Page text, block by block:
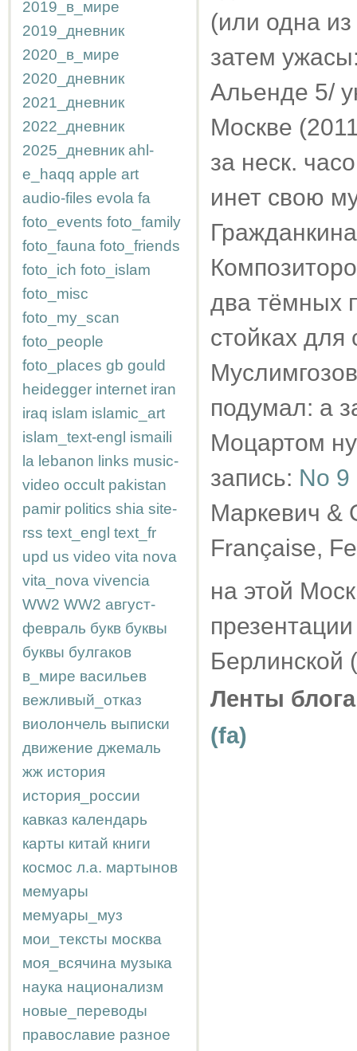
2019_в_мире
2019_дневник
2020_в_мире
2020_дневник
2021_дневник
2022_дневник
2025_дневник ahl-
e_haqq apple art
audio-files evola fa
foto_events foto_family
foto_fauna foto_friends
foto_ich foto_islam
foto_misc
foto_my_scan
foto_people
foto_places gb gould
heidegger internet iran
iraq islam islamic_art
islam_text-engl ismaili
la lebanon links music-
video occult pakistan
pamir politics shia site-
rss text_engl text_fr
upd us video vita nova
vita_nova vivencia
WW2 WW2 август-
февраль букв буквы
буквы булгаков
в_мире васильев
вежливый_отказ
виолончель выписки
движение джемаль
жж история
история_россии
кавказ календарь
карты китай книги
космос л.а. мартынов
мемуары
мемуары_муз
мои_тексты москва
моя_всячина музыка
наука национализм
новые_переводы
православие разное
(или одна из
затем
Альенде 5/
Москве
за неск.
инет свою
два тёмных
стойках
подумал: а
Моцартом
запись: No 9
Маркевич &
Française,
на этой
Берлинской
Ленты
(fa)